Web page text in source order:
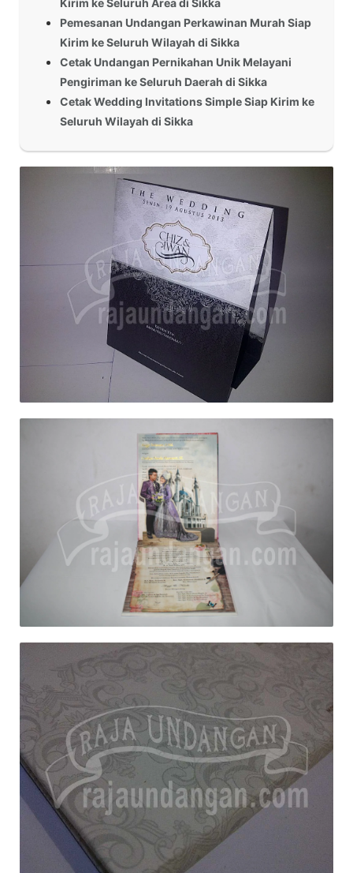
Kirim ke Seluruh Area di Sikka
Pemesanan Undangan Perkawinan Murah Siap
Kirim ke Seluruh Wilayah di Sikka
Cetak Undangan Pernikahan Unik Melayani
Pengiriman ke Seluruh Daerah di Sikka
Cetak Wedding Invitations Simple Siap Kirim ke
Seluruh Wilayah di Sikka